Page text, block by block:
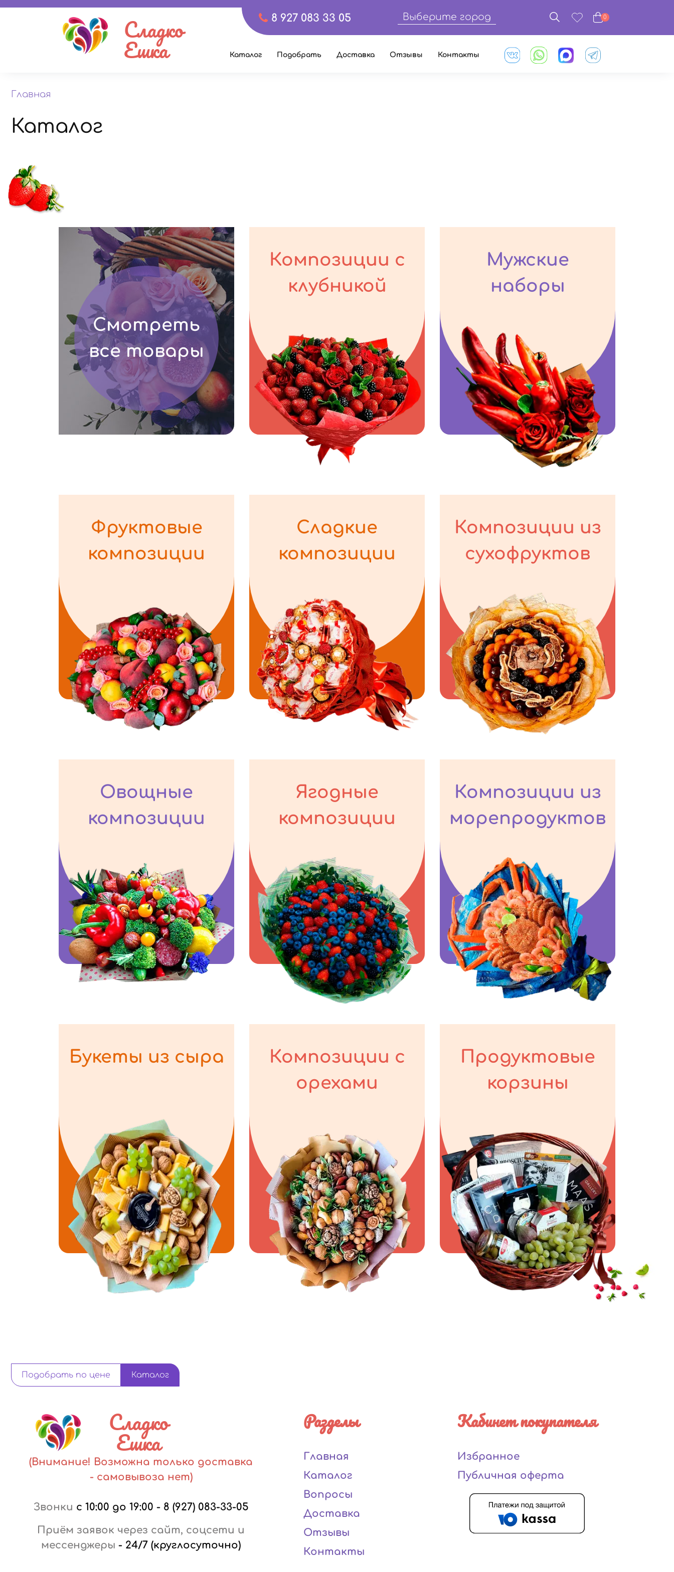
8 927 083 33 05 Выберите город 0
Сладко
Ешка Каталог Подобрать Доставка Отзывы Контакты
Главная
Каталог
Смотреть
все товары
Композиции с
клубникой
Мужские
наборы
Фруктовые
композиции
Сладкие
композиции
Композиции из
сухофруктов
Овощные
композиции
Ягодные
композиции
Композиции из
морепродуктов
Букеты из сыра
Композиции с
орехами
Продуктовые
корзины
Подобрать по цене Каталог
Сладко
Ешка
(Внимание! Возможна только доставка
- самовывоза нет)
Звонки с 10:00 до 19:00 - 8 (927) 083-33-05
Приём заявок через сайт, соцсети и
мессенджеры - 24/7 (круглосуточно)
Разделы
Главная
Каталог
Вопросы
Доставка
Отзывы
Контакты
Кабинет покупателя
Избранное
Публичная оферта